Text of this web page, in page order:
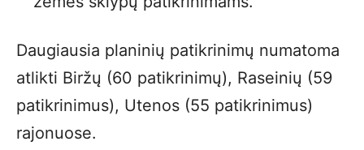
Daugiausia planinių patikrinimų numatoma
atlikti Biržų (60 patikrinimų), Raseinių (59
patikrinimus), Utenos (55 patikrinimus)
rajonuose.